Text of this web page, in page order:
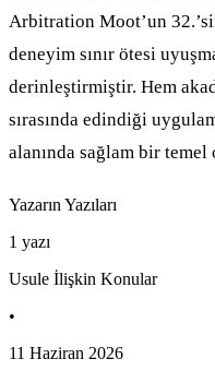
Arbitration Moot’un
deneyim sınır ötesi
derinleştirmiştir. Hem
sırasında edindiği
alanında sağlam bir temel
Yazarın Yazıları
1 yazı
Usule İlişkin Konular
•
11 Haziran 2026